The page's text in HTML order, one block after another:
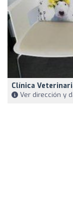
Clínica
Ver dirección y